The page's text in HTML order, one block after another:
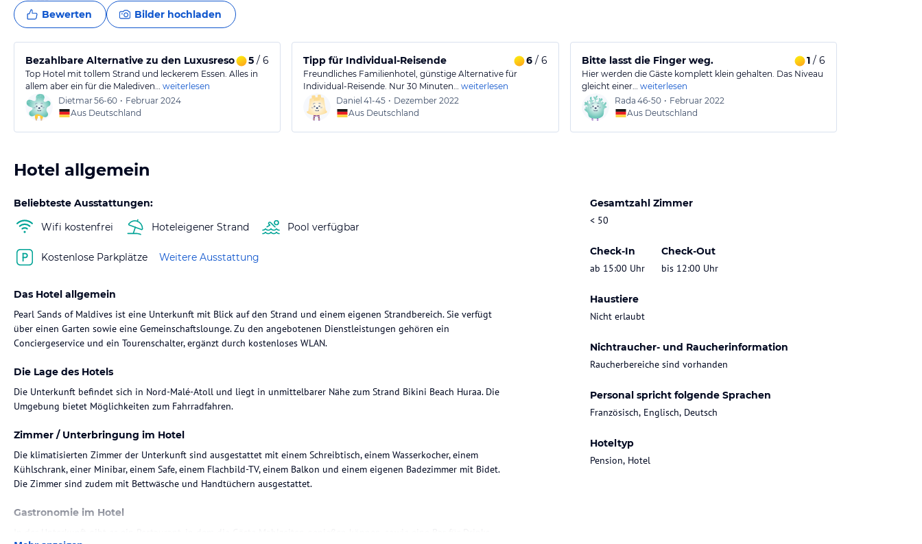
Bewerten Bilder hochladen
Bezahlbare Alternative zu den Luxusresorts5 / 6
Top Hotel mit tollem Strand und leckerem Essen. Alles in
allem aber ein für die Malediven… weiterlesen
Dietmar56-60 • Februar 2024
Aus Deutschland
Tipp für Individual-Reisende 6/ 6
Freundliches Familienhotel, günstige Alternative für
Individual-Reisende. Nur 30 Minuten… weiterlesen
Daniel 41-45 • Dezember 2022
Aus Deutschland
Bitte lasst die Finger weg. 1/ 6
Hier werden die Gäste komplett klein gehalten. Das Niveau
gleicht einer… weiterlesen
Rada 46-50 • Februar 2022
Aus Deutschland
Hotel allgemein
Beliebteste Ausstattungen:
Wifi kostenfrei
Hoteleigener Strand Pool verfügbar
Kostenlose Parkplätze Weitere Ausstattung
Gesamtzahl Zimmer
< 50
Check-In
ab 15:00 Uhr
Check-Out
bis 12:00 Uhr
Haustiere
Nicht erlaubt
Nichtraucher- und Raucherinformation
Raucherbereiche sind vorhanden
Personal spricht folgende Sprachen
Französisch, Englisch, Deutsch
Hoteltyp
Pension, Hotel
Das Hotel allgemein
Pearl Sands of Maldives ist eine Unterkunft mit Blick auf den Strand und einem eigenen Strandbereich. Sie verfügt
über einen Garten sowie eine Gemeinschaftslounge. Zu den angebotenen Dienstleistungen gehören ein
Conciergeservice und ein Tourenschalter, ergänzt durch kostenloses WLAN.
Die Lage des Hotels
Die Unterkunft befindet sich in Nord-Malé-Atoll und liegt in unmittelbarer Nähe zum Strand Bikini Beach Huraa. Die
Umgebung bietet Möglichkeiten zum Fahrradfahren.
Zimmer / Unterbringung im Hotel
Die klimatisierten Zimmer der Unterkunft sind ausgestattet mit einem Schreibtisch, einem Wasserkocher, einem
Kühlschrank, einer Minibar, einem Safe, einem Flachbild-TV, einem Balkon und einem eigenen Badezimmer mit Bidet.
Die Zimmer sind zudem mit Bettwäsche und Handtüchern ausgestattet.
Gastronomie im Hotel